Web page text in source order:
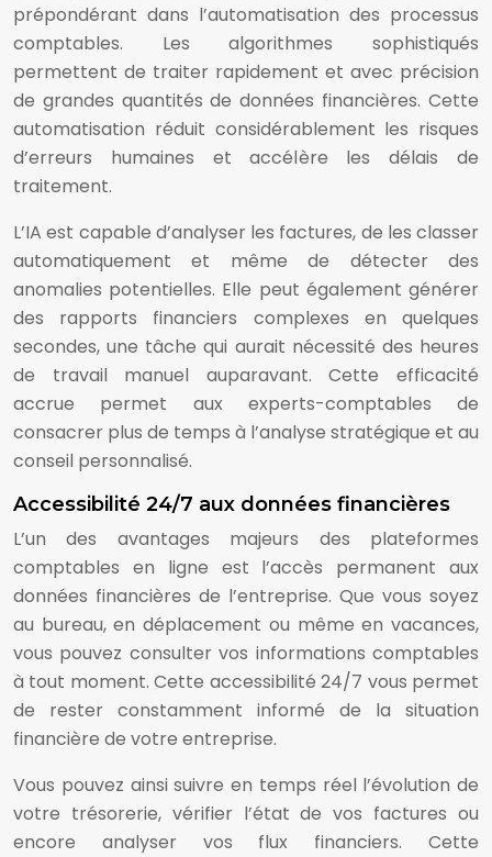
prépondérant dans l’automatisation des processus
comptables. Les algorithmes sophistiqués
permettent de traiter rapidement et avec précision
de grandes quantités de données financières. Cette
automatisation réduit considérablement les risques
d’erreurs humaines et accélère les délais de
traitement.
L’IA est capable d’analyser les factures, de les classer
automatiquement et même de détecter des
anomalies potentielles. Elle peut également générer
des rapports financiers complexes en quelques
secondes, une tâche qui aurait nécessité des heures
de travail manuel auparavant. Cette efficacité
accrue permet aux experts-comptables de
consacrer plus de temps à l’analyse stratégique et au
conseil personnalisé.
Accessibilité 24/7 aux données financières
L’un des avantages majeurs des plateformes
comptables en ligne est l’accès permanent aux
données financières de l’entreprise. Que vous soyez
au bureau, en déplacement ou même en vacances,
vous pouvez consulter vos informations comptables
à tout moment. Cette accessibilité 24/7 vous permet
de rester constamment informé de la situation
financière de votre entreprise.
Vous pouvez ainsi suivre en temps réel l’évolution de
votre trésorerie, vérifier l’état de vos factures ou
encore analyser vos flux financiers. Cette